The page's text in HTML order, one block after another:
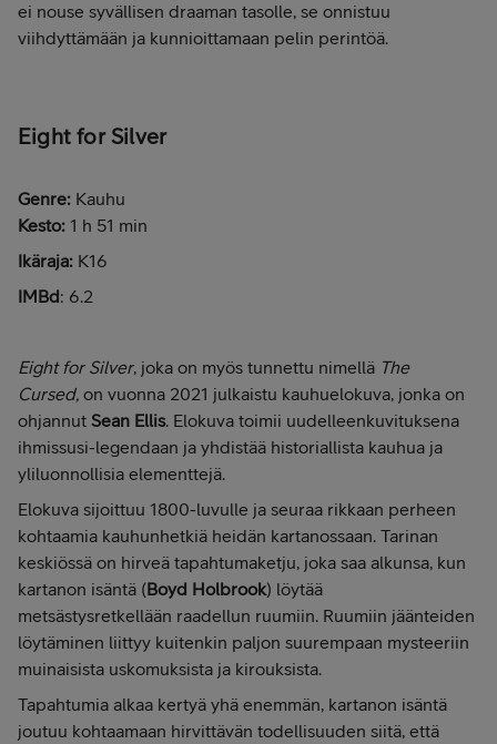
ei nouse syvällisen draaman tasolle, se onnistuu
viihdyttämään ja kunnioittamaan pelin perintöä.
Eight for Silver
Genre: Kauhu
Kesto: 1 h 51 min
Ikäraja: K16
IMBd: 6.2
Eight for Silver, joka on myös tunnettu nimellä The
Cursed, on vuonna 2021 julkaistu kauhuelokuva, jonka on
ohjannut Sean Ellis. Elokuva toimii uudelleenkuvituksena
ihmissusi-legendaan ja yhdistää historiallista kauhua ja
yliluonnollisia elementtejä.
Elokuva sijoittuu 1800-luvulle ja seuraa rikkaan perheen
kohtaamia kauhunhetkiä heidän kartanossaan. Tarinan
keskiössä on hirveä tapahtumaketju, joka saa alkunsa, kun
kartanon isäntä (Boyd Holbrook) löytää
metsästysretkellään raadellun ruumiin. Ruumiin jäänteiden
löytäminen liittyy kuitenkin paljon suurempaan mysteeriin
muinaisista uskomuksista ja kirouksista.
Tapahtumia alkaa kertyä yhä enemmän, kartanon isäntä
joutuu kohtaamaan hirvittävän todellisuuden siitä, että